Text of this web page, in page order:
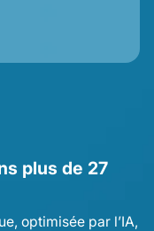
plus de 27
optimisée par l’IA,